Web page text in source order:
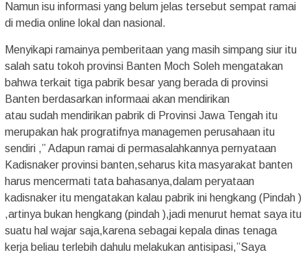
Namun isu informasi yang belum jelas tersebut sempat ramai
di media online lokal dan nasional.
Menyikapi ramainya pemberitaan yang masih simpang siur itu
salah satu tokoh provinsi Banten Moch Soleh mengatakan
bahwa terkait tiga pabrik besar yang berada di provinsi
Banten berdasarkan informaai akan mendirikan
atau sudah mendirikan pabrik di Provinsi Jawa Tengah itu
merupakan hak progratifnya managemen perusahaan itu
sendiri ,” Adapun ramai di permasalahkannya pernyataan
Kadisnaker provinsi banten,seharus kita masyarakat banten
harus mencermati tata bahasanya,dalam peryataan
kadisnaker itu mengatakan kalau pabrik ini hengkang (Pindah )
,artinya bukan hengkang (pindah ),jadi menurut hemat saya itu
suatu hal wajar saja,karena sebagai kepala dinas tenaga
kerja beliau terlebih dahulu melakukan antisipasi,”Saya